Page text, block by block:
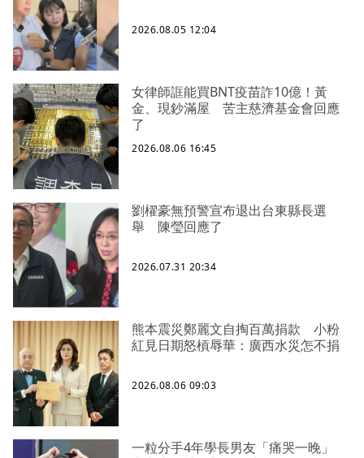
2026.08.05 12:04
女律師誆能買BNT疫苗詐10億！黃
金、現鈔滿屋 苦主慈濟基金會回應
了
2026.08.06 16:45
劉櫂豪無預警宣布退出台東縣長選
舉 陳瑩回應了
2026.07.31 20:34
熊本震災鄭麗文自掏百萬捐款 小粉
紅見日期怒槓辱華：廣西水災怎不捐
2026.08.06 09:03
一粒分手4年學長男友「痛哭一晚」